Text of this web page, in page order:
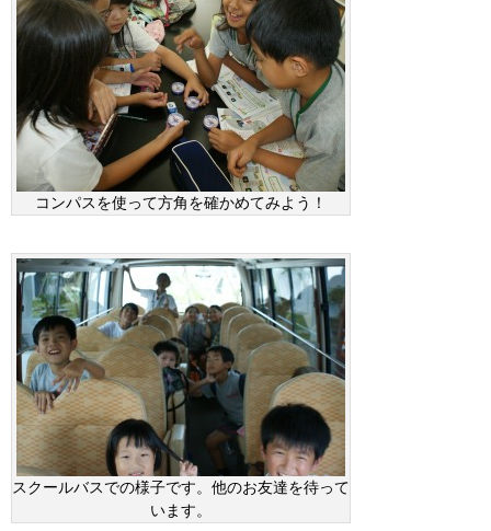
コンパスを使って方角を確かめてみよう！
スクールバスでの様子です。他のお友達を待って
います。